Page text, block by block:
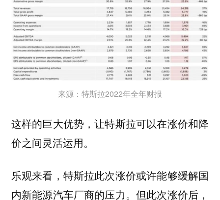
来源：特斯拉2022年全年财报
这样的巨大优势，让特斯拉可以在涨价和降
价之间灵活运用。
乐观来看，特斯拉此次涨价或许能够缓解国
内新能源汽车厂商的压力。但此次涨价后，